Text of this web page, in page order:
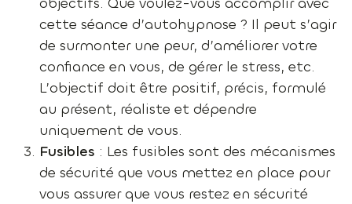
cette séance d’autohypnose ? Il peut s’agir
de surmonter une peur, d’améliorer votre
confiance en vous, de gérer le stress, etc.
L’objectif doit être positif, précis, formulé
au présent, réaliste et dépendre
uniquement de vous.
Fusibles : Les fusibles sont des mécanismes
de sécurité que vous mettez en place pour
vous assurer que vous restez en sécurité